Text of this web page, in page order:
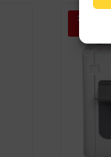
2-3 NAPON